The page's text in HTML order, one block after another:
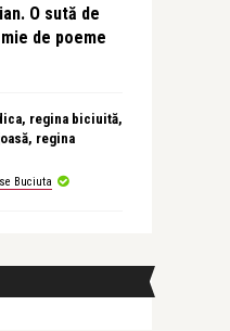
O sută de
de poeme
regina biciuită,
regina
Buciuta